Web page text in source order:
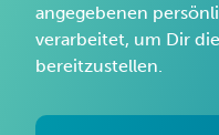
angegebenen
verarbeitet, um Dir
bereitzustellen.